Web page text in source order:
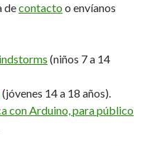
decontactoo envíanos
(niños 7 a 14
(jóvenes 14 a 18 años).
con Arduino, para público